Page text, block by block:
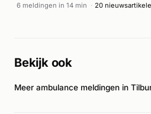
6 meldingen in 14 min · 20
Bekijk ook
Meer ambulance meldingen in